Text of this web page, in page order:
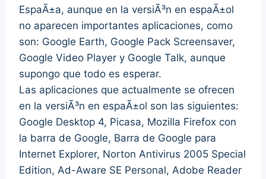
EspaÃ±a, aunque en la versiÃ³n en espaÃ±ol
no aparecen importantes aplicaciones, como
son: Google Earth, Google Pack Screensaver,
Google Video Player y Google Talk, aunque
supongo que todo es esperar.
Las aplicaciones que actualmente se ofrecen
en la versiÃ³n en espaÃ±ol son las siguientes:
Google Desktop 4, Picasa, Mozilla Firefox con
la barra de Google, Barra de Google para
Internet Explorer, Norton Antivirus 2005 Special
Edition, Ad-Aware SE Personal, Adobe Reader